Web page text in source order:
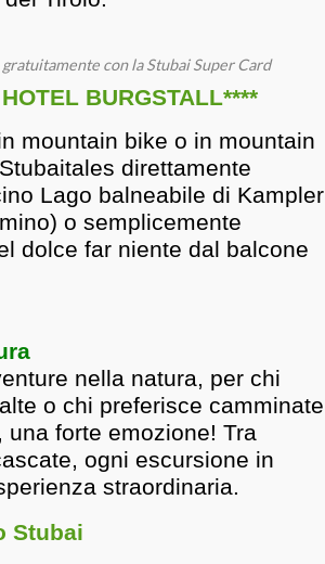
con la Stubai Super Card
BURGSTALL****
mountain bike o in mountain
direttamente
Lago balneabile di Kampler
o semplicemente
dolce far niente dal balcone
nella natura, per chi
o chi preferisce camminate
forte emozione! Tra
ogni escursione in
straordinaria.
Stubai